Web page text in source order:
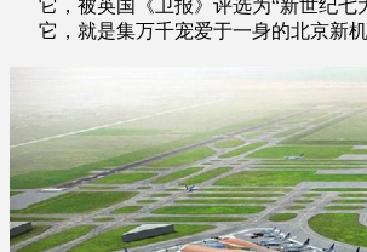
它，被英国《卫报》评选为“新世纪七
它，就是集万千宠爱于一身的北京新机